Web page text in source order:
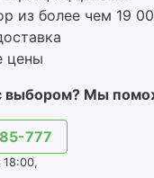
из более чем 19
цены
выбором? Мы
777
18:00,